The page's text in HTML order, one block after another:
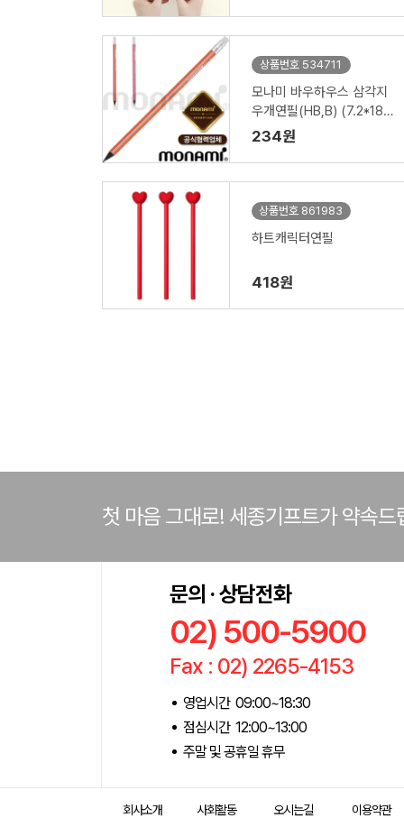
상품번호 534711
모나미 바우하우스 삼각지
우개연필(HB,B) (7.2*188
mm) (모나미공식협력업
234원
상품번호 861983
하트캐릭터연필
418원
첫 마음 그대로! 세종기프트가 약속드
문의 · 상담전화
02) 500-5900
Fax : 02) 2265-4153
영업시간 09:00~18:30
점심시간 12:00~13:00
주말 및 공휴일 휴무
회사소개 사회활동 오시는길 이용약관